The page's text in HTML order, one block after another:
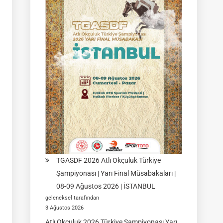
|
Yarı
Final
Müsabakası
15
Ağustos
2026
|
Ulupamir-
Erciş/VAN
TGASDF 2026 Atlı Okçuluk Türkiye
Şampiyonası | Yarı Final Müsabakaları |
08-09 Ağustos 2026 | İSTANBUL
geleneksel tarafından
3 Ağustos 2026